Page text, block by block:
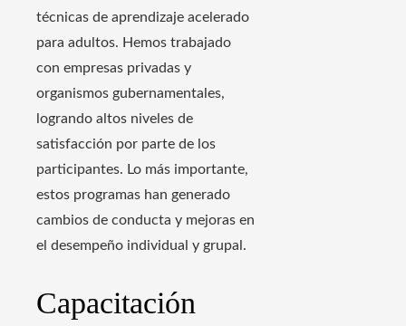
técnicas de aprendizaje acelerado
para adultos. Hemos trabajado
con empresas privadas y
organismos gubernamentales,
logrando altos niveles de
satisfacción por parte de los
participantes. Lo más importante,
estos programas han generado
cambios de conducta y mejoras en
el desempeño individual y grupal.
Capacitación